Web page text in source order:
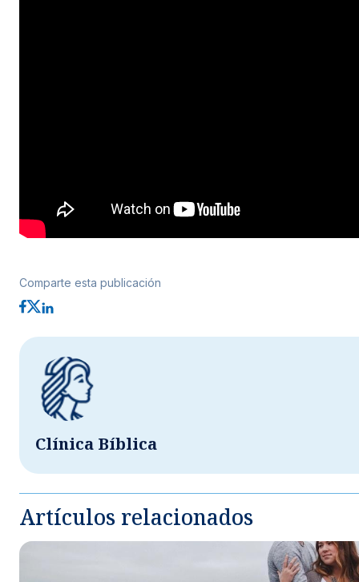
Comparte esta publicación
Clínica Bíblica
Artículos relacionados